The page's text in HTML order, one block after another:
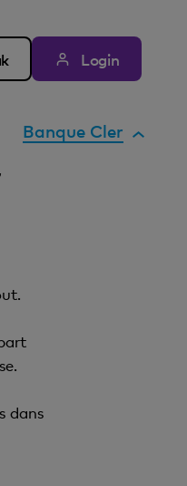
Login
Banque Cler
dans